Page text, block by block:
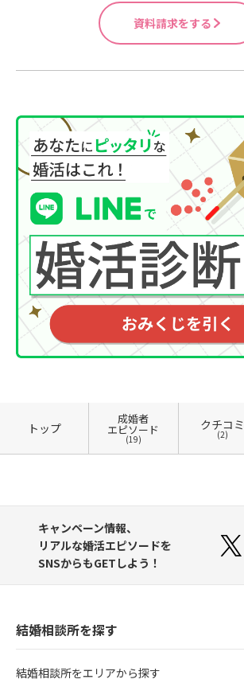
資料請求をする
トップ
成婚者
エピソード
(19)
クチコミ
(2)
キャンペーン情報、
リアルな婚活エピソードを
SNSからもGETしよう！
結婚相談所を探す
結婚相談所をエリアから探す